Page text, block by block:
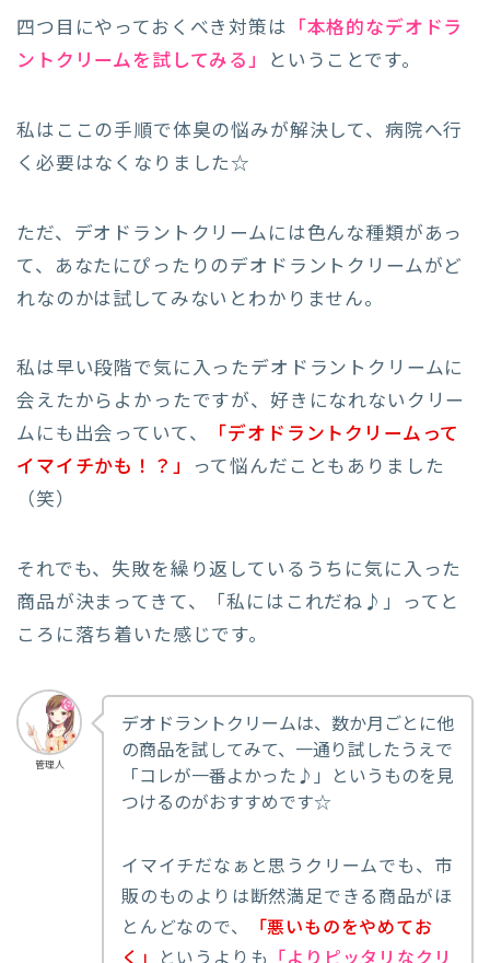
四つ目にやっておくべき対策は 「本格的なデオドラ
ントクリームを試してみる」
ということです。
私はここの手順で体臭の悩みが解決して、病院へ行
く必要はなくなりました☆
ただ、デオドラントクリームには色んな種類があっ
て、あなたにぴったりのデオドラントクリームがど
れなのかは試してみないとわかりません。
私は早い段階で気に入ったデオドラントクリームに
会えたからよかったですが、好きになれないクリー
ムにも出会っていて、
「デオドラントクリームって
イマイチかも！？」
って悩んだこともありました
（笑）
それでも、失敗を繰り返しているうちに気に入った
商品が決まってきて、「私にはこれだね♪」ってと
ころに落ち着いた感じです。
管理人
デオドラントクリームは、数か月ごとに他
の商品を試してみて、一通り試したうえで
「コレが一番よかった♪」というものを見
つけるのがおすすめです☆
イマイチだなぁと思うクリームでも、市
販のものよりは断然満足できる商品がほ
とんどなので、
「悪いものをやめてお